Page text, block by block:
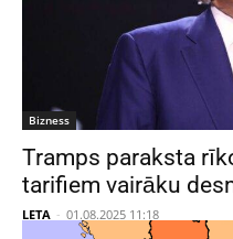
Bizness
Tramps paraksta
tarifiem vairāku
LETA - 01.08.2025 11:18